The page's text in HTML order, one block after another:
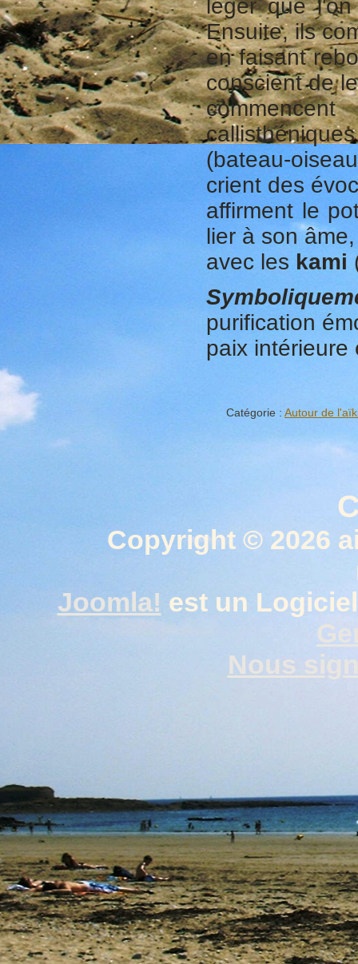
léger que
Ensuite, ils
en faisant
conscient de
(bateau-
crient des
affirment le
lier à son
avec les kami
purification
paix intérieure
Catégorie : Autour de
Copyright © 2026
Joomla! est un
Nous